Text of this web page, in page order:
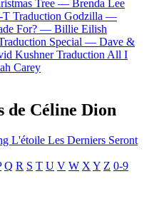
Tree — Brenda Lee
T Traduction Godzilla —
For? — Billie Eilish
Special — Dave &
Kushner Traduction All I
Carey
de Céline Dion
L'étoile Les Derniers Seront
Q R S T U V W X Y Z 0-9